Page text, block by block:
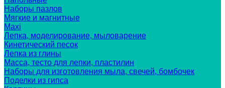
Наборы пазлов
Мягкие и магнитные
Maxi
Лепка, моделирование, мыловарение
Кинетический песок
Лепка из глины
Масса, тесто для лепки, пластилин
Наборы для изготовления мыла, свечей, бомбочек
Поделки из гипса